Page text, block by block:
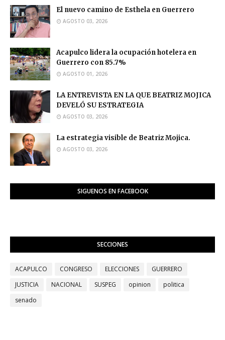
El nuevo camino de Esthela en Guerrero
AGOSTO 03, 2026
Acapulco lidera la ocupación hotelera en
Guerrero con 85.7%
AGOSTO 01, 2026
LA ENTREVISTA EN LA QUE BEATRIZ MOJICA
DEVELÓ SU ESTRATEGIA
AGOSTO 03, 2026
La estrategia visible de Beatriz Mojica.
AGOSTO 03, 2026
SIGUENOS EN FACEBOOK
SECCIONES
ACAPULCO CONGRESO ELECCIONES
GUERRERO
JUSTICIA
NACIONAL SUSPEG opinion
politica
senado